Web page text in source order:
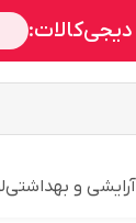
آرایشی و بهداشتی